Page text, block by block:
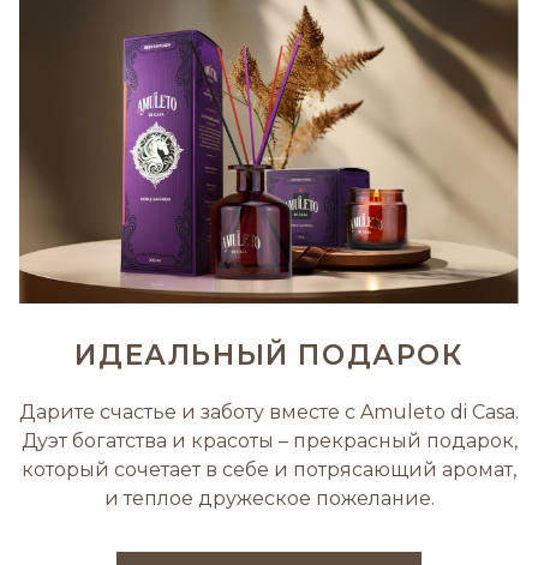
ИДЕАЛЬНЫЙ ПОДАРОК
Дарите счастье и заботу вместе с Amuleto di Casa.
Дуэт богатства и красоты – прекрасный подарок,
который сочетает в себе и потрясающий аромат,
и теплое дружеское пожелание.